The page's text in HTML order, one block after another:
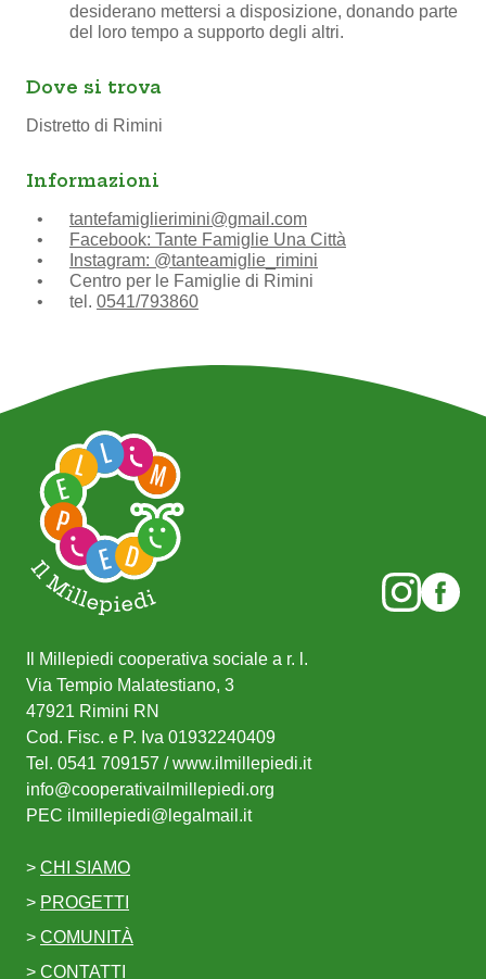
desiderano mettersi a disposizione, donando parte
del loro tempo a supporto degli altri.
Dove si trova
Distretto di Rimini
Informazioni
tantefamiglierimini@gmail.com
Facebook: Tante Famiglie Una Città
Instagram: @tanteamiglie_rimini
Centro per le Famiglie di Rimini
tel. 0541/793860
Il Millepiedi cooperativa sociale a r. l.
Via Tempio Malatestiano, 3
47921 Rimini RN
Cod. Fisc. e P. Iva 01932240409
Tel. 0541 709157 / www.ilmillepiedi.it
info@cooperativailmillepiedi.org
PEC ilmillepiedi@legalmail.it
> CHI SIAMO
> PROGETTI
> COMUNITÀ
> CONTATTI